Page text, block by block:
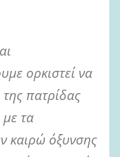
ορκιστεί να
πατρίδας
τα
καιρώ όξυνσης